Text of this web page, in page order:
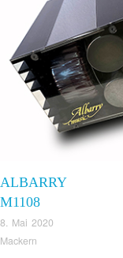
ALBARRY
M1108
8. Mai 2020
Mackern